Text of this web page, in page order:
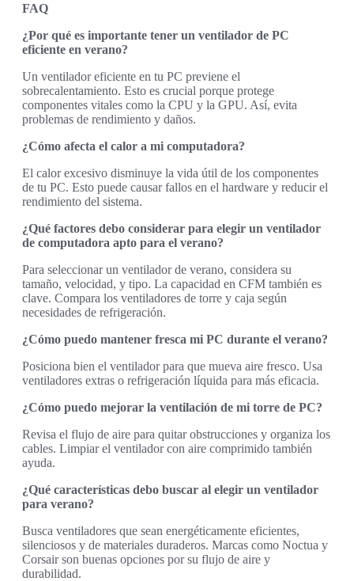
FAQ
¿Por qué es importante tener un ventilador de PC
eficiente en verano?
Un ventilador eficiente en tu PC previene el
sobrecalentamiento. Esto es crucial porque protege
componentes vitales como la CPU y la GPU. Así, evita
problemas de rendimiento y daños.
¿Cómo afecta el calor a mi computadora?
El calor excesivo disminuye la vida útil de los componentes
de tu PC. Esto puede causar fallos en el hardware y reducir el
rendimiento del sistema.
¿Qué factores debo considerar para elegir un ventilador
de computadora apto para el verano?
Para seleccionar un ventilador de verano, considera su
tamaño, velocidad, y tipo. La capacidad en CFM también es
clave. Compara los ventiladores de torre y caja según
necesidades de refrigeración.
¿Cómo puedo mantener fresca mi PC durante el verano?
Posiciona bien el ventilador para que mueva aire fresco. Usa
ventiladores extras o refrigeración líquida para más eficacia.
¿Cómo puedo mejorar la ventilación de mi torre de PC?
Revisa el flujo de aire para quitar obstrucciones y organiza los
cables. Limpiar el ventilador con aire comprimido también
ayuda.
¿Qué características debo buscar al elegir un ventilador
para verano?
Busca ventiladores que sean energéticamente eficientes,
silenciosos y de materiales duraderos. Marcas como Noctua y
Corsair son buenas opciones por su flujo de aire y
durabilidad.